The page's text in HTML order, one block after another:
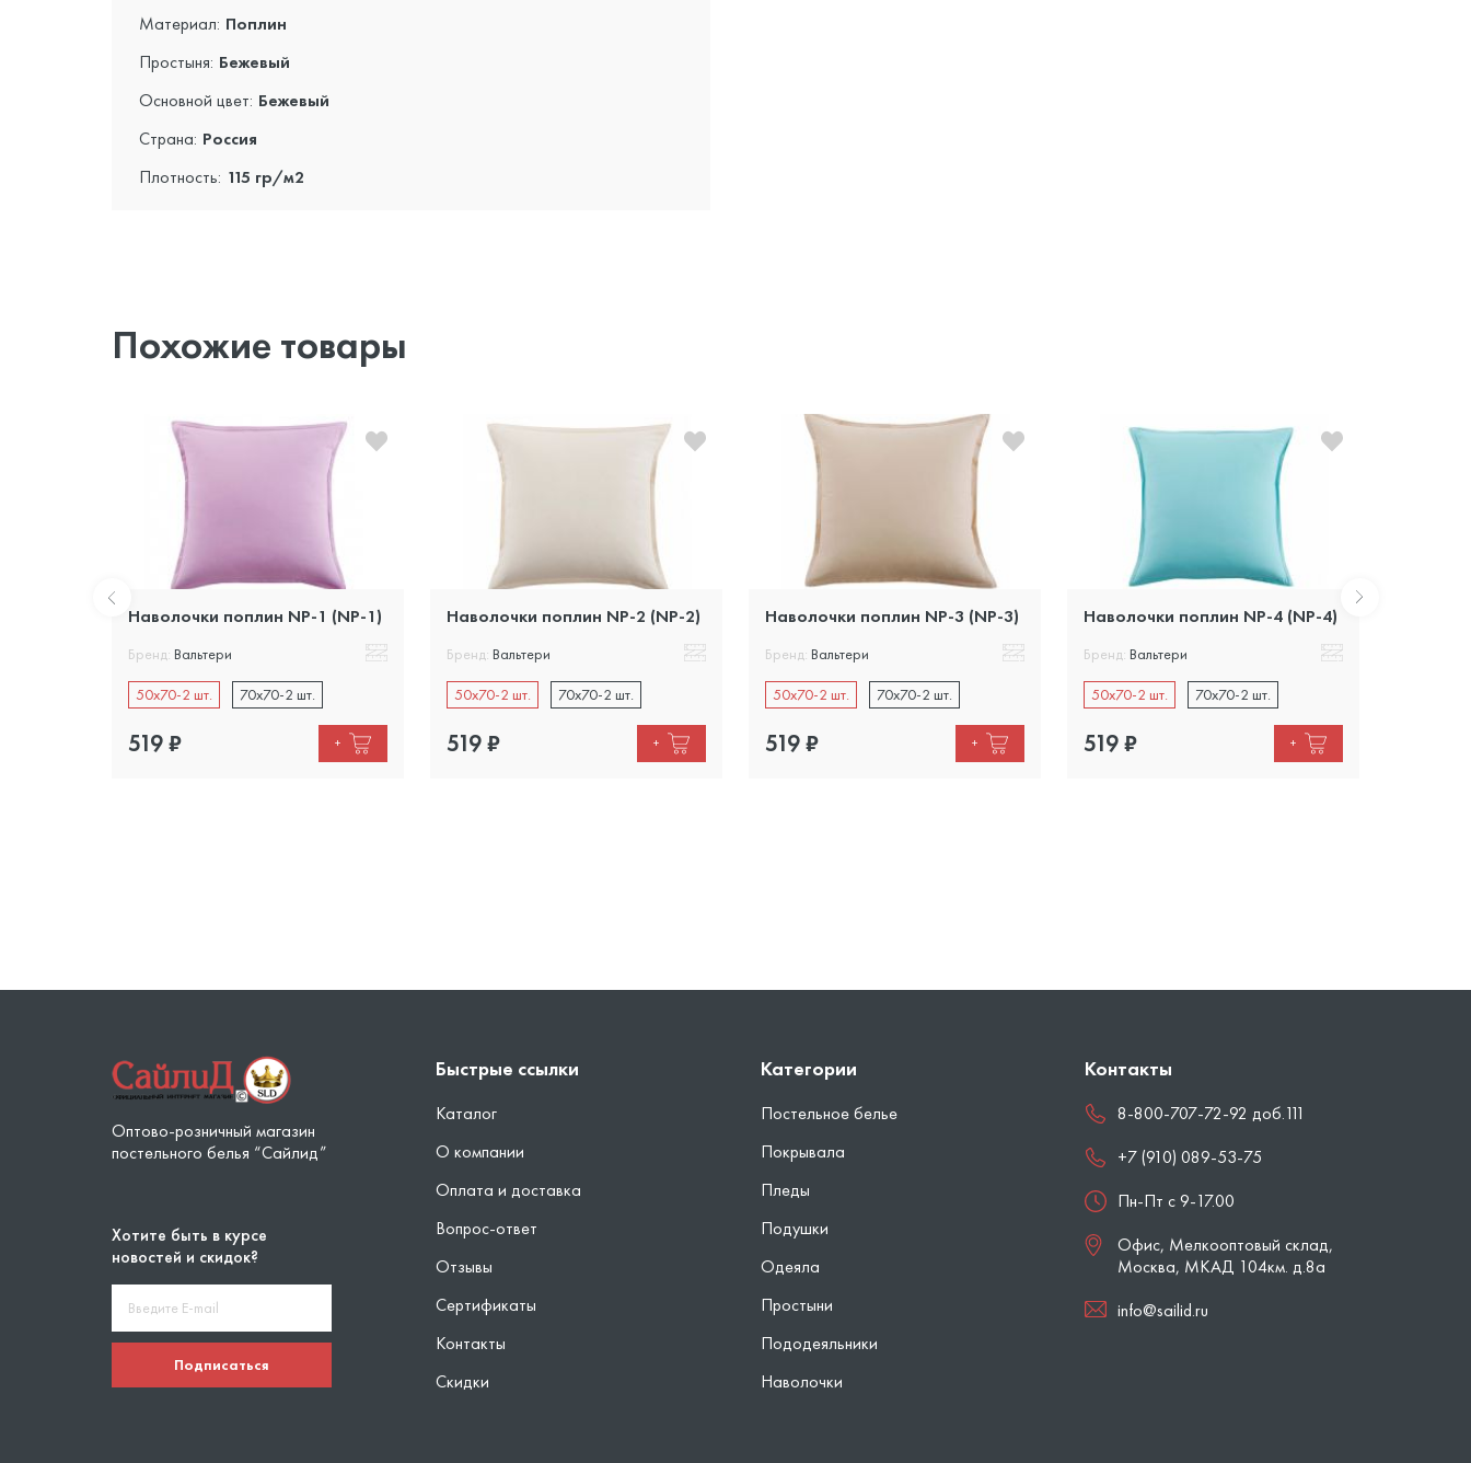
Материал: Поплин
Простыня: Бежевый
Основной цвет: Бежевый
Страна: Россия
Плотность: 115 гр/м2
Похожие товары
Наволочки поплин NP-1 (NP-1)
Бренд: Вальтери
50x70-2 шт. 70x70-2 шт.
519₽ +
Наволочки поплин NP-2 (NP-2)
Бренд: Вальтери
50x70-2 шт. 70x70-2 шт.
519₽ +
Наволочки поплин NP-3 (NP-3)
Бренд: Вальтери
50x70-2 шт. 70x70-2 шт.
519₽ +
Наволочки поплин NP-4 (NP-4)
Бренд: Вальтери
50x70-2 шт. 70x70-2 шт.
519₽ +
Оптово-розничный магазин
постельного белья “Сайлид”
Хотите быть в курсе
новостей и скидок?
Подписаться
Быстрые ссылки
Каталог
О компании
Оплата и доставка
Вопрос-ответ
Отзывы
Сертификаты
Контакты
Скидки
Категории
Постельное белье
Покрывала
Пледы
Подушки
Одеяла
Простыни
Пододеяльники
Наволочки
Контакты
8-800-707-72-92 доб.111
+7 (910) 089-53-75
Пн-Пт с 9-17.00
Офис, Мелкооптовый склад,
Москва, МКАД 104км. д.8а
info@sailid.ru